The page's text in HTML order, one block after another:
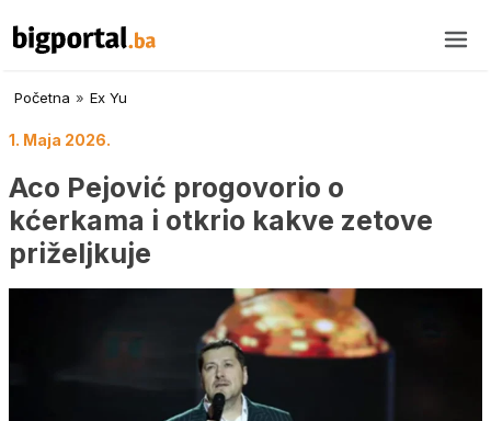
Početna » Ex Yu
1. Maja 2026.
Aco Pejović progovorio o
kćerkama i otkrio kakve zetove
priželjkuje